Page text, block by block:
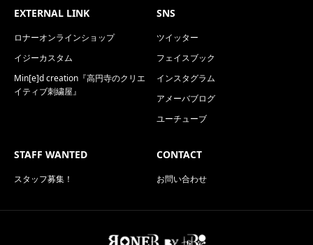
EXTERNAL LINK
ロナーオンラインショップ
イジーカスタム
Min[e]d creation『高円寺のクリエ
イティブ刺繍屋』
SNS
ツイッター
フェイスブック
インスタグラム
アメーバブログ
ユーチューブ
STAFF WANTED
スタッフ募集！
CONTACT
お問い合わせ